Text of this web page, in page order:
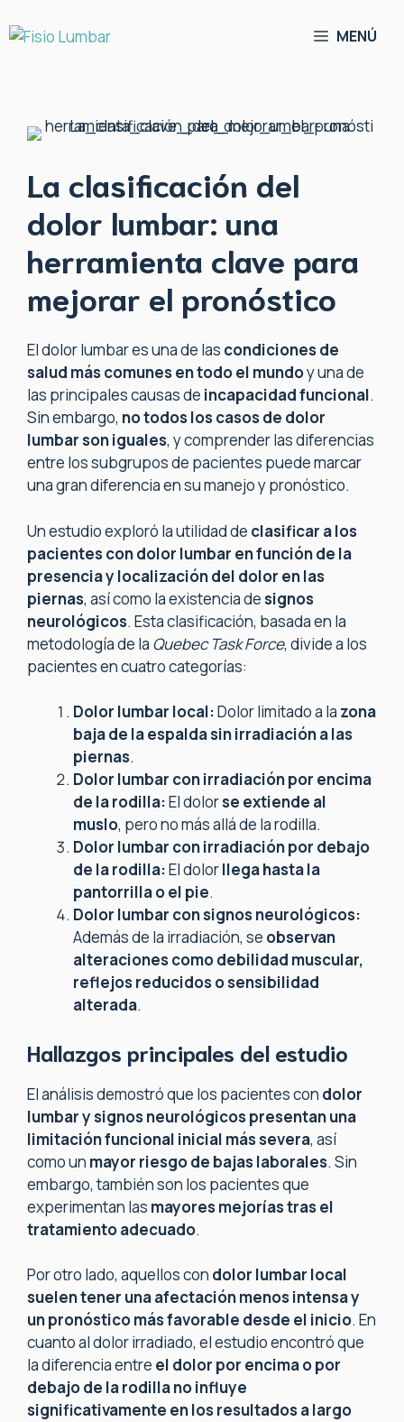
al
MENÚ
La clasificación del
dolor lumbar: una
herramienta clave para
mejorar el pronóstico
El dolor lumbar es una de las condiciones de
salud más comunes en todo el mundoy una de
las principales causas de incapacidad funcional.
Sin embargo, no todos los casos de dolor
lumbar son iguales, y comprender las diferencias
entre los subgrupos de pacientes puede marcar
una gran diferencia en su manejo y pronóstico.
Un estudio exploró la utilidad de clasificar a los
pacientes con dolor lumbar en función de la
presencia y localización del dolor en las
piernas, así como la existencia designos
neurológicos. Esta clasificación, basada en la
metodología de la Quebec Task Force, divide a los
pacientes en cuatro categorías:
Dolor lumbar local:Dolor limitado a la zona
baja de la espalda sin irradiación a las
piernas.
Dolor lumbar con irradiación por encima
de la rodilla:El dolorse extiende al
muslo, pero no más allá de la rodilla.
Dolor lumbar con irradiación por debajo
de la rodilla:El dolorllega hasta la
pantorrilla o el pie.
Dolor lumbar con signos neurológicos:
Además de la irradiación, se observan
alteraciones como debilidad muscular,
reflejos reducidos o sensibilidad
alterada.
Hallazgos principales del estudio
El análisis demostró que los pacientes con dolor
lumbar y signos neurológicos presentan una
limitación funcional inicial más severa, así
como un mayor riesgo de bajas laborales. Sin
embargo, también son los pacientes que
experimentan las mayores mejorías tras el
tratamiento adecuado.
Por otro lado, aquellos con dolor lumbar local
suelen tener una afectación menos intensa y
un pronóstico más favorable desde el inicio. En
cuanto al dolor irradiado, el estudio encontró que
la diferencia entre el dolor por encima o por
debajo de la rodilla no influye
significativamente en los resultados a largo